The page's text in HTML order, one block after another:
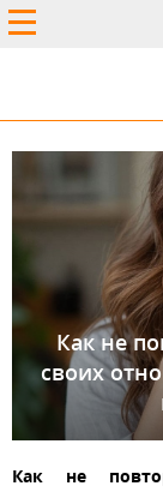
Как не
своих
Как не